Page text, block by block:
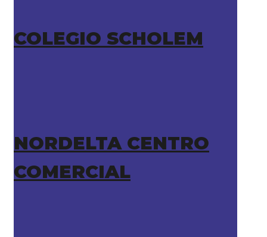
COLEGIO SCHOLEM
NORDELTA CENTRO
COMERCIAL